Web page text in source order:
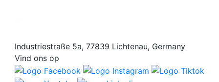
Industriestraße 5a, 77839 Lichtenau, Germany
Vind ons op